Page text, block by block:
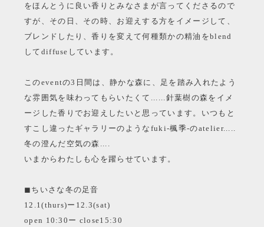
をほんとうに良い香りとみなさまが言ってくださるので
すが、その日、その時、お迎えする方をイメージして、
ブレンドしたり、香りを変えて何種類かの精油をblend
してdiffuseしています。
このeventの3日間は、静かな森に、足を踏み入れたよう
な雰囲気を味わってもらいたくて......針葉樹の森をイメ
ージした香りでお迎えしたいと思っています。いつもと
すこし違ったギャラリーのようなfuki-楓季-のatelier.....
冬の澄んだ空気の森....
いまからわたしも心を躍らせています。
◼︎ちいさな冬の足音
12.1(thurs)ー12.3(sat)
open 10:30ー close15:30